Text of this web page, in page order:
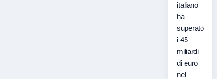
italiano
ha
superato
i 45
miliardi
di euro
nel